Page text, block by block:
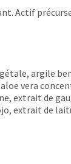
Actif
argile
vera
extrait de
extrait de